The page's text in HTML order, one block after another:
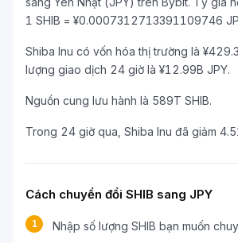
1 SHIB = ¥0.0007312713391109746
Shiba Inu có vốn hóa thị trường là
lượng giao dịch 24 giờ là ¥12.99B JPY.
Nguồn cung lưu hành là 589T SHIB.
Trong 24 giờ qua, Shiba Inu đã giảm
Cách chuyển đổi SHIB sang JPY
1 Nhập số lượng SHIB bạn muốn